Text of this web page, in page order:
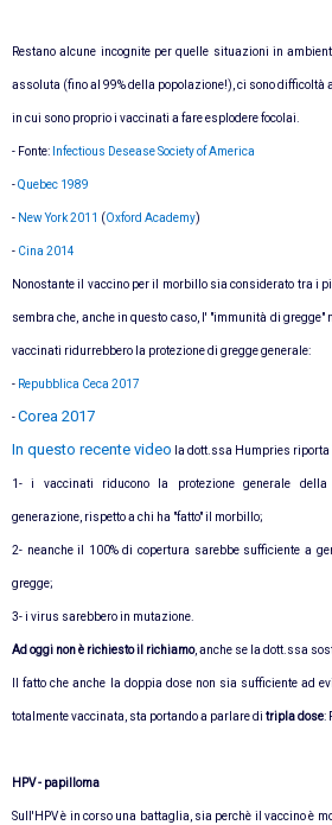
Restano alcune incognite per quelle situazioni in
assoluta (fino al 99% della popolazione!), ci sono difficoltà
in cui sono proprio i vaccinati a fare esplodere focolai.
- Fonte: Infectious Desease Society of America
-Quebec 1989
- New York 2011 (Oxford Academy)
- Cina 2014
Nonostante il vaccino per il morbillo sia considerato tra i
sembra che, anche in questo caso, l' "immunità di
vaccinati ridurrebbero la protezione di gregge generale:
- Repubblica Ceca 2017
-Corea 2017
In questo recente video la dott.ssa Humpries
1- i vaccinati riducono la protezione generale della
generazione, rispetto a chi ha "fatto" il morbillo;
2- neanche il 100% di copertura sarebbe sufficiente a
gregge;
3- i virus sarebbero in mutazione.
Ad oggi non è richiesto il richiamo, anche se la dott.ssa
Il fatto che anche la doppia dose non sia sufficiente ad
totalmente vaccinata, sta portando a parlare di tripla dose:
HPV - papilloma
Sull'HPV è in corso una battaglia, sia perchè il vaccino è